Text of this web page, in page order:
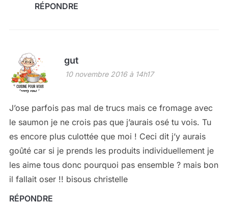
RÉPONDRE
gut
10 novembre 2016 à 14h17
J’ose parfois pas mal de trucs mais ce fromage avec
le saumon je ne crois pas que j’aurais osé tu vois. Tu
es encore plus culottée que moi ! Ceci dit j’y aurais
goûté car si je prends les produits individuellement je
les aime tous donc pourquoi pas ensemble ? mais bon
il fallait oser !! bisous christelle
RÉPONDRE